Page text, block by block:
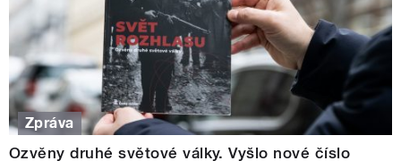
Zpráva
Ozvěny druhé světové války. Vyšlo nové číslo